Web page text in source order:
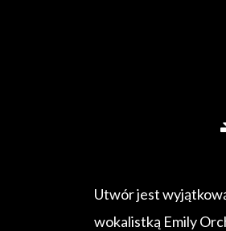
Utwór jest
wokalistką Emily